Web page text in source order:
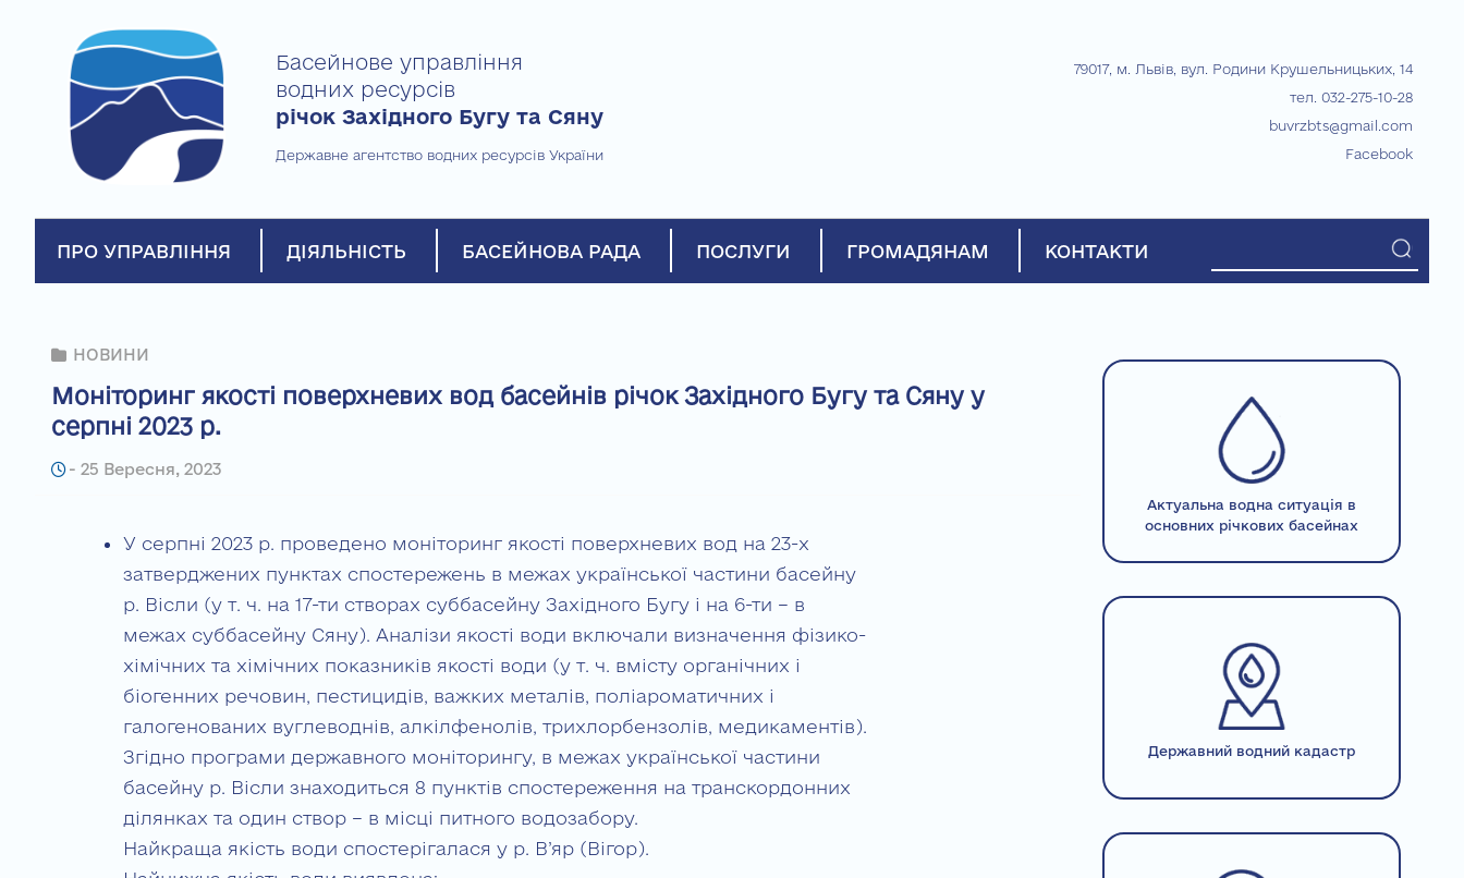
content
Басейнове управління
водних ресурсів
річок Західного Бугу та Сяну
Державне агентство водних ресурсів України
79017, м. Львів, вул. Родини Крушельницьких, 14
тел. 032-275-10-28
buvrzbts@gmail.com
Facebook
ПРО УПРАВЛІННЯ ДІЯЛЬНІСТЬ БАСЕЙНОВА РАДА ПОСЛУГИ ГРОМАДЯНАМ КОНТАКТИ
НОВИНИ
Моніторинг якості поверхневих вод басейнів річок Західного Бугу та Сяну у
серпні 2023 р.
- 25 Вересня, 2023
У серпні 2023 р. проведено моніторинг якості поверхневих вод на 23-х
затверджених пунктах спостережень в межах української частини басейну
р. Вісли (у т. ч. на 17-ти створах суббасейну Західного Бугу і на 6-ти – в
межах суббасейну Сяну). Аналізи якості води включали визначення фізико-
хімічних та хімічних показників якості води (у т. ч. вмісту органічних і
біогенних речовин, пестицидів, важких металів, поліароматичних і
галогенованих вуглеводнів, алкілфенолів, трихлорбензолів, медикаментів).
Згідно програми державного моніторингу, в межах української частини
басейну р. Вісли знаходиться 8 пунктів спостереження на транскордонних
ділянках та один створ – в місці питного водозабору.
Найкраща якість води спостерігалася у р. В’яр (Вігор).
Актуальна водна ситуація в
основних річкових басейнах
Державний водний кадастр